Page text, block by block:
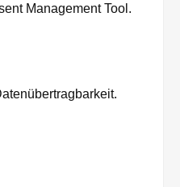
Management Tool.